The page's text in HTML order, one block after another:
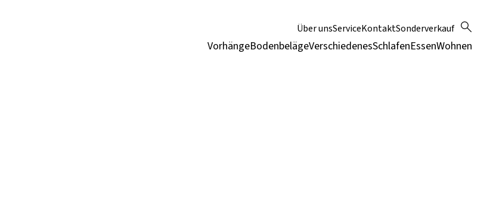
Über unsServiceKontaktSonderverkauf
VorhängeBodenbelägeVerschiedenesSchlafenEssenWohnen